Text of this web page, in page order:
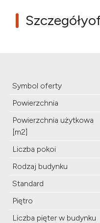
Szczegóły
Symbol oferty
Powierzchnia
Powierzchnia użytkowa
[m2]
Liczba pokoi
Rodzaj budynku
Standard
Piętro
Liczba pięter w budynku